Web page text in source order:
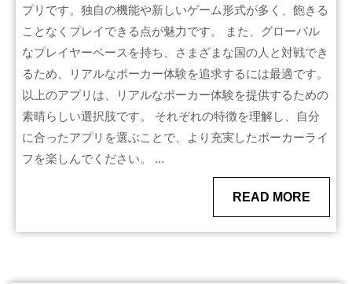
プリです。独自の機能や新しいゲーム形式が多く、飽きる
ことなくプレイできる点が魅力です。 また、グローバル
なプレイヤーベースを持ち、さまざまな国の人と対戦でき
るため、リアルなポーカー体験を追求するには最適です。
以上のアプリは、リアルなポーカー体験を提供するための
素晴らしい選択肢です。 それぞれの特徴を理解し、自分
に合ったアプリを選ぶことで、より充実したポーカーライ
フを楽しんでください。 ...
READ MORE
MORE